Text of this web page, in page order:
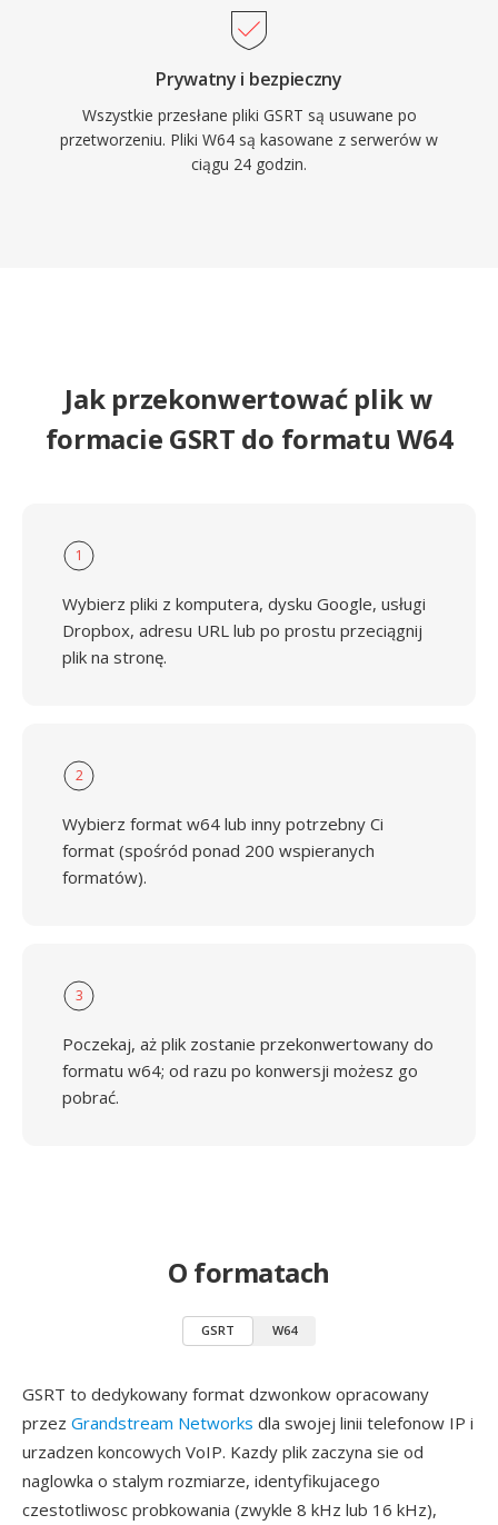
Prywatny i bezpieczny
Wszystkie przesłane pliki GSRT są usuwane po
przetworzeniu. Pliki W64 są kasowane z serwerów w
ciągu 24 godzin.
Jak przekonwertować plik w
formacie GSRT do formatu W64
1
Wybierz pliki z komputera, dysku Google, usługi
Dropbox, adresu URL lub po prostu przeciągnij
plik na stronę.
2
Wybierz format w64 lub inny potrzebny Ci
format (spośród ponad 200 wspieranych
formatów).
3
Poczekaj, aż plik zostanie przekonwertowany do
formatu w64; od razu po konwersji możesz go
pobrać.
O formatach
GSRT W64
GSRT to dedykowany format dzwonkow opracowany
przez Grandstream Networks dla swojej linii telefonow IP i
urzadzen koncowych VoIP. Kazdy plik zaczyna sie od
naglowka o stalym rozmiarze, identyfikujacego
czestotliwosc probkowania (zwykle 8 kHz lub 16 kHz),